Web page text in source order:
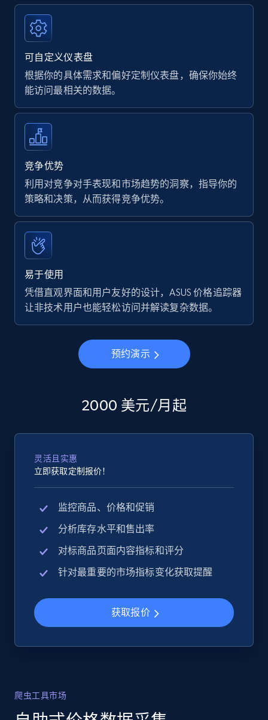
可自定义仪表盘
根据你的具体需求和偏好定制仪表盘，确保你始终
能访问最相关的数据。
竞争优势
利用对竞争对手表现和市场趋势的洞察，指导你的
策略和决策，从而获得竞争优势。
易于使用
凭借直观界面和用户友好的设计，ASUS 价格追踪器
让非技术用户也能轻松访问并解读复杂数据。
预约演示
2000 美元/月起
灵活且实惠
立即获取定制报价！
监控商品、价格和促销
分析库存水平和售出率
对标商品页面内容指标和评分
针对最重要的市场指标变化获取提醒
获取报价
爬虫工具市场